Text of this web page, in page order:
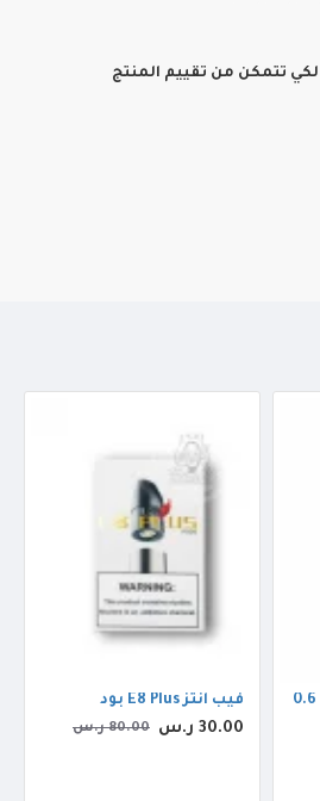
لكي تتمكن من تقييم المنتج
فيب انتز E8 Plus بود
30.00 ر.س 80.00 ر.س